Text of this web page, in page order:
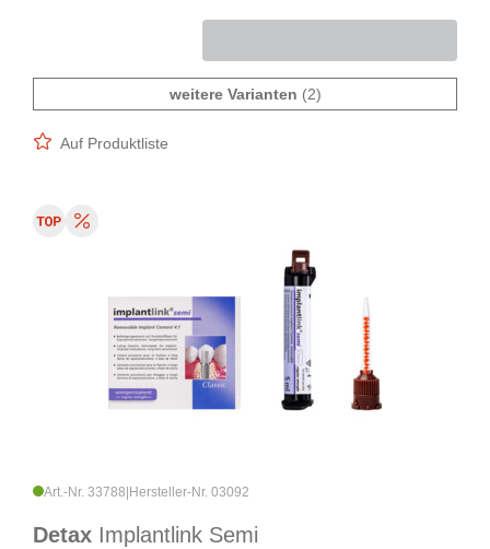
weitere Varianten (2)
Auf Produktliste
Art.-Nr. 33788 Hersteller-Nr. 03092
Detax Implantlink Semi